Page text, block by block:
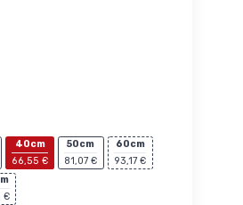
40cm
66,55 €
50cm
81,07 €
60cm
93,17 €
€